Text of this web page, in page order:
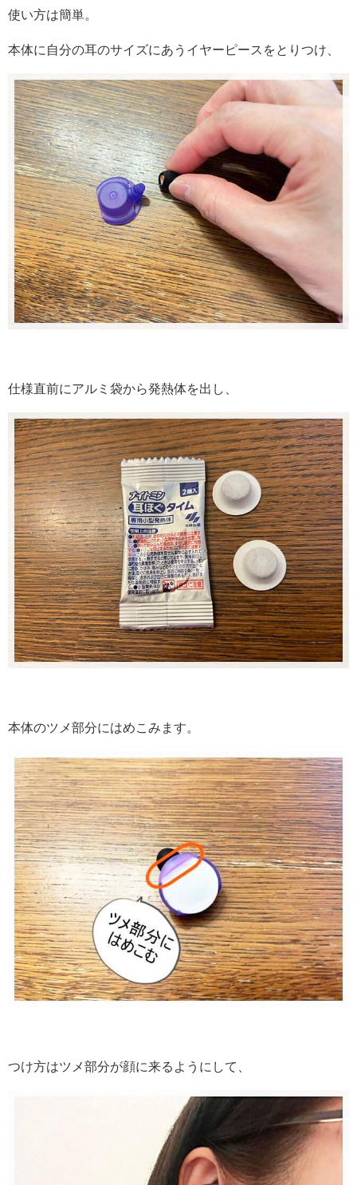
使い方は簡単。
本体に自分の耳のサイズにあうイヤーピースをとりつけ、
仕様直前にアルミ袋から発熱体を出し、
本体のツメ部分にはめこみます。
つけ方はツメ部分が顔に来るようにして、